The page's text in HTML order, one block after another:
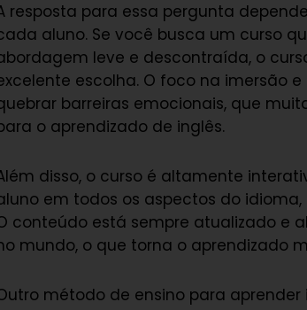
resposta para essa pergunta
aluno. Se você busca um curso
leve e descontraída, o
escolha. O foco na imersão
barreiras emocionais, que
o aprendizado de inglês.
disso, o curso é altamente
em todos os aspectos do
conteúdo está sempre atualizado e
mundo, o que torna o aprendizado
método de ensino para